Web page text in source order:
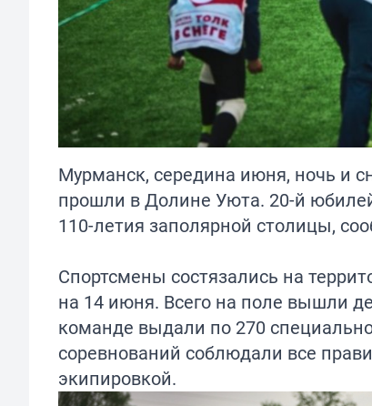
Мурманск, середина июня, ночь и
прошли в Долине Уюта. 20-й
110-летия заполярной столицы,
Спортсмены состязались на
на 14 июня. Всего на поле вышли
команде выдали по 270
соревнований соблюдали все
экипировкой.